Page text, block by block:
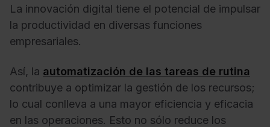
La innovación digital tiene el potencial de impulsar
la productividad en diversas funciones
empresariales.
Así, la automatización de las tareas de rutina
contribuye a optimizar la gestión de los recursos;
lo cual conlleva a una mayor eficiencia y eficacia
en las operaciones. Esto no sólo reduce los